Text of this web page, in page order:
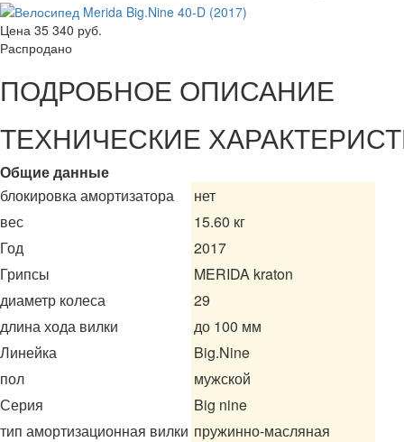
Цена 35 340 руб.
Распродано
ПОДРОБНОЕ ОПИСАНИЕ
ТЕХНИЧЕСКИЕ
Общие данные
блокировка амортизатора
нет
вес
15.60 кг
Год
2017
Грипсы
MERIDA kraton
диаметр колеса
29
длина хода вилки
до 100 мм
Линейка
Big.Nine
пол
мужской
Серия
Big nine
тип амортизационная вилки пружинно-масляная